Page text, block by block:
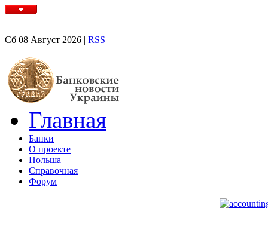
Сб 08 Август 2026 | RSS
Главная
Банки
О проекте
Польша
Справочная
Форум